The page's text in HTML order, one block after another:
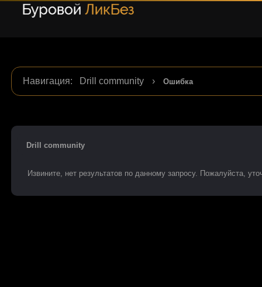
Навигация: Drill community › Ошибка
Drill community
Извините, нет результатов по данному запросу. Пожалуйста,